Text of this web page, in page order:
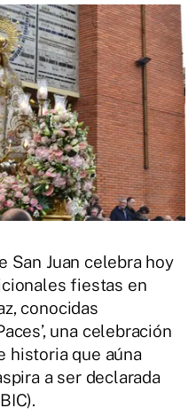
San Juan celebra hoy
fiestas en
conocidas
una celebración
historia que aúna
a ser declarada